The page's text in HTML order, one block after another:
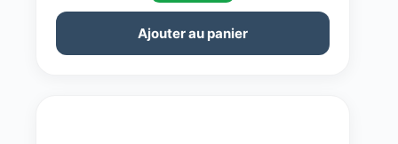
Ajouter au panier